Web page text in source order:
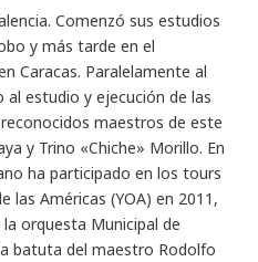
Comenzó sus estudios
y más tarde en el
Caracas. Paralelamente al
estudio y ejecución de las
maestros de este
y Trino «Chiche» Morillo. En
ha participado en los tours
las Américas (YOA) en 2011,
orquesta Municipal de
batuta del maestro Rodolfo